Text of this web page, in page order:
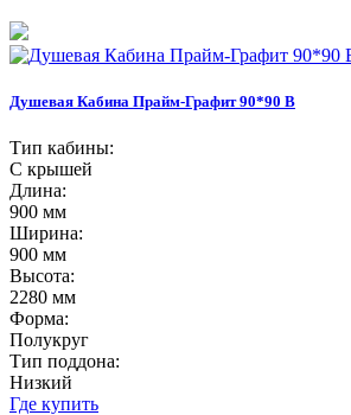
Душевая Кабина Прайм-Графит 90*90 В
Тип кабины:
С крышей
Длина:
900 мм
Ширина:
900 мм
Высота:
2280 мм
Форма:
Полукруг
Тип поддона:
Низкий
Где купить